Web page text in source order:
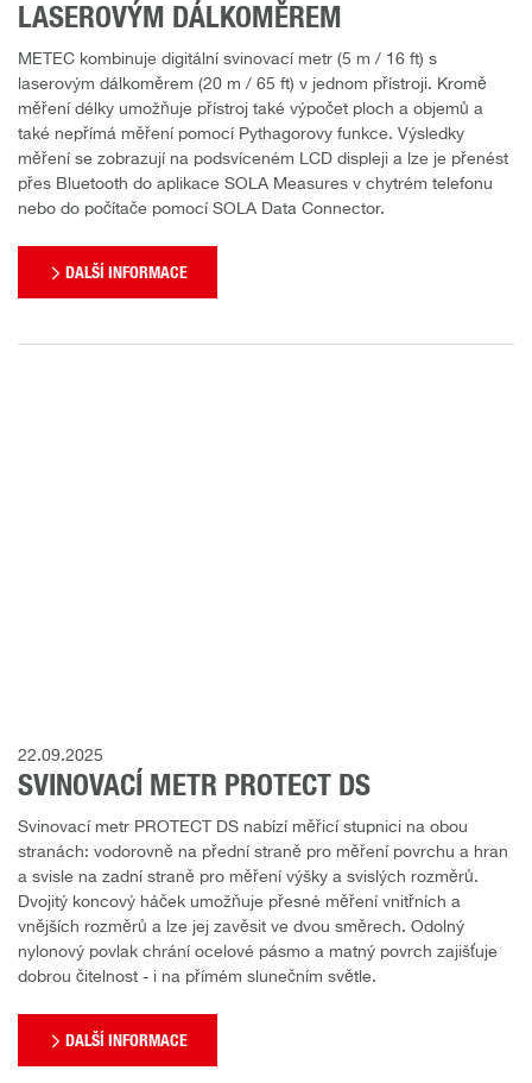
LASEROVÝM DÁLKOMĚREM
METEC kombinuje digitální svinovací metr (5 m / 16 ft) s
laserovým dálkoměrem (20 m / 65 ft) v jednom přístroji. Kromě
měření délky umožňuje přístroj také výpočet ploch a objemů a
také nepřímá měření pomocí Pythagorovy funkce. Výsledky
měření se zobrazují na podsvíceném LCD displeji a lze je přenést
přes Bluetooth do aplikace SOLA Measures v chytrém telefonu
nebo do počítače pomocí SOLA Data Connector.
DALŠÍ INFORMACE
22.09.2025
SVINOVACÍ METR PROTECT DS
Svinovací metr PROTECT DS nabízí měřicí stupnici na obou
stranách: vodorovně na přední straně pro měření povrchu a hran
a svisle na zadní straně pro měření výšky a svislých rozměrů.
Dvojitý koncový háček umožňuje přesné měření vnitřních a
vnějších rozměrů a lze jej zavěsit ve dvou směrech. Odolný
nylonový povlak chrání ocelové pásmo a matný povrch zajišťuje
dobrou čitelnost - i na přímém slunečním světle.
DALŠÍ INFORMACE